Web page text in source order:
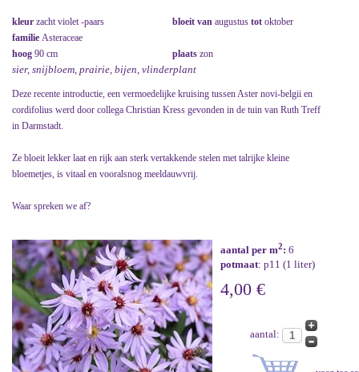
kleur zacht violet -paars bloeit van augustus tot oktober
familie Asteraceae
hoog 90 cm plaats zon
sier, snijbloem, prairie, bijen, vlinderplant
Deze recente introductie, een vermoedelijke kruising tussen Aster novi-belgii en
cordifolius werd door collega Christian Kress gevonden in de tuin van Ruth Treff
in Darmstadt.
Ze bloeit lekker laat en rijk aan sterk vertakkende stelen met talrijke kleine
bloemetjes, is vitaal en vooralsnog meeldauwvrij.
Waar spreken we af?
aantal per m2: 6
potmaat: p11 (1 liter)
4,00 €
aantal: